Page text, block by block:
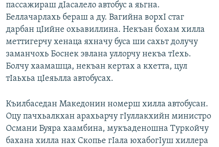
пассажираш дIасалело автобус а яьгна.
Беллачарлахь бераш а ду. Вагийна ворхI стаг
дарбан цIийне охьавиллина. Некъан бохам хилла
меттигерчу хенаца яхначу буса ши сахьт долучу
заманчохь Боснек эвлана уллорчу некъа тIехь.
Болчу хаамашца, некъан кертах а кхетта, цул
тIаьхьа цIеяьлла автобусах.
Къилбаседан Македонин номерш хилла автобусан.
Оцу пачхьалкхан арахьарчу гIуллакхийн министро
Османи Буяра хаамбина, мукъаденошна Туркойчу
бахана хилла нах Скопье гIала юхабогIуш хиллера